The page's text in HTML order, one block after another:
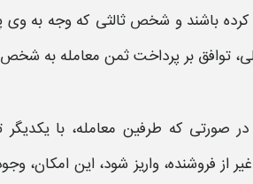
باشند و شخص ثالثی که وجه به وی
توافق برپرداخت ثمن معامله به شخص
در صورتی که طرفین معامله، با یکدیگر
غیر از فروشنده، واریز شود، این امکان،